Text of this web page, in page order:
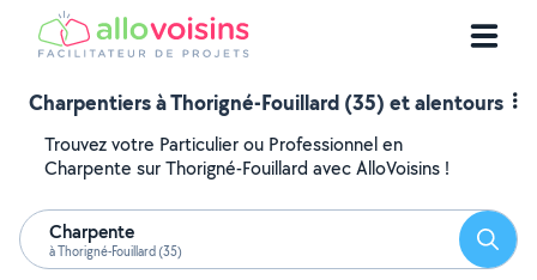
Charpentiers à Thorigné-Fouillard (35) et alentours
Trouvez votre Particulier ou Professionnel en
Charpente sur Thorigné-Fouillard avec AlloVoisins !
Charpente
à Thorigné-Fouillard (35)